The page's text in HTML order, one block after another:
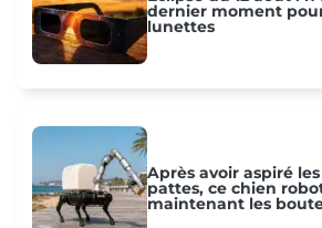
dernier moment
lunettes
Après avoir aspiré
pattes, ce chien
maintenant les